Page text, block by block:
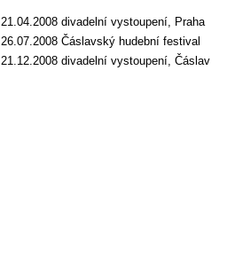
21.04.2008 divadelní vystoupení, Praha
26.07.2008 Čáslavský hudební festival
21.12.2008 divadelní vystoupení, Čáslav